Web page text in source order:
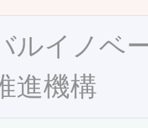
ルイノベ
進機構